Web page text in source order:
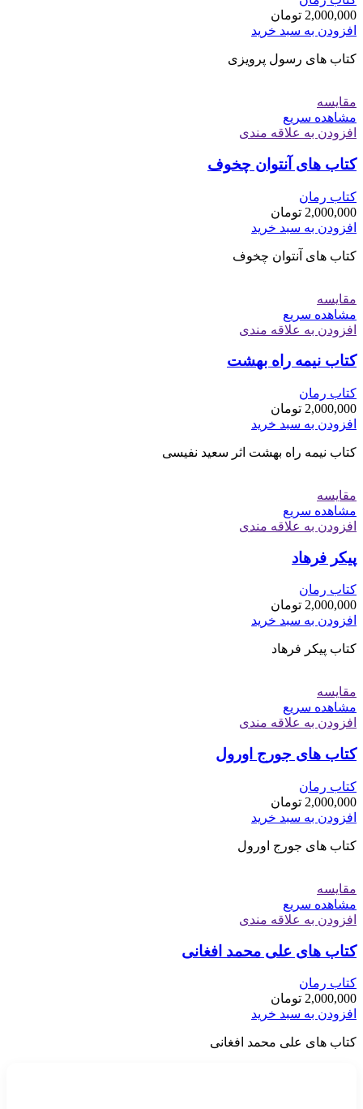
2,000,000 تومان
افزودن به سبد خرید
کتاب های رسول پرویزی
مقایسه
مشاهده سریع
افزودن به علاقه مندی
کتاب های آنتوان چخوف
کتاب رمان
2,000,000 تومان
افزودن به سبد خرید
کتاب های آنتوان چخوف
مقایسه
مشاهده سریع
افزودن به علاقه مندی
کتاب نیمه راه بهشت
کتاب رمان
2,000,000 تومان
افزودن به سبد خرید
کتاب نیمه راه بهشت اثر سعید نفیسی
مقایسه
مشاهده سریع
افزودن به علاقه مندی
پیکر فرهاد
کتاب رمان
2,000,000 تومان
افزودن به سبد خرید
کتاب پیکر فرهاد
مقایسه
مشاهده سریع
افزودن به علاقه مندی
کتاب های جورج اورول
کتاب رمان
2,000,000 تومان
افزودن به سبد خرید
کتاب های جورج اورول
مقایسه
مشاهده سریع
افزودن به علاقه مندی
کتاب های علی محمد افغانی
کتاب رمان
2,000,000 تومان
افزودن به سبد خرید
کتاب های علی محمد افغانی